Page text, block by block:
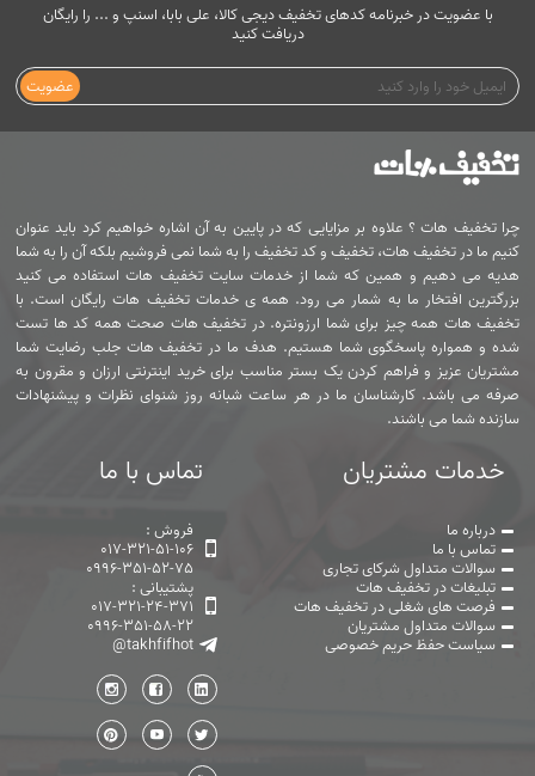
با عضویت در خبرنامه کدهای تخفیف دیجی کالا، علی بابا، اسنپ و ... را رایگان
دریافت کنید
عضویت
چرا تخفیف هات ؟ علاوه بر مزایایی که در پایین به آن اشاره خواهیم کرد باید عنوان
کنیم ما در تخفیف هات، تخفیف و کد تخفیف را به شما نمی فروشیم بلکه آن را به شما
هدیه می دهیم و همین که شما از خدمات سایت تخفیف هات استفاده می کنید
بزرگترین افتخار ما به شمار می رود. همه ی خدمات تخفیف هات رایگان است. با
تخفیف هات همه چیز برای شما ارزونتره. در تخفیف هات صحت همه کد ها تست
شده و همواره پاسخگوی شما هستیم. هدف ما در تخفیف هات جلب رضایت شما
مشتریان عزیز و فراهم کردن یک بستر مناسب برای خرید اینترنتی ارزان و مقرون به
صرفه می باشد. کارشناسان ما در هر ساعت شبانه روز شنوای نظرات و پیشنهادات
سازنده شما می باشند.
خدمات مشتریان
درباره ما
تماس با ما
سوالات متداول شرکای تجاری
تبلیغات در تخفیف هات
فرصت های شغلی در تخفیف هات
سوالات متداول مشتریان
سیاست حفظ حریم خصوصی
تماس با ما
فروش :
017-321-51-106
0996-351-52-75
پشتیبانی :
017-321-24-371
0996-351-58-22
@takhfifhot